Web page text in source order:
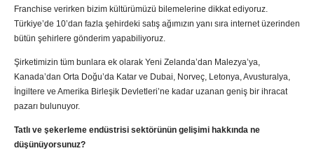
Franchise verirken bizim kültürümüzü bilemelerine dikkat ediyoruz.
Türkiye’de 10’dan fazla şehirdeki satış ağımızın yanı sıra internet üzerinden
bütün şehirlere gönderim yapabiliyoruz.
Şirketimizin tüm bunlara ek olarak Yeni Zelanda’dan Malezya’ya,
Kanada’dan Orta Doğu’da Katar ve Dubai, Norveç, Letonya, Avusturalya,
İngiltere ve Amerika Birleşik Devletleri’ne kadar uzanan geniş bir ihracat
pazarı bulunuyor.
Tatlı ve şekerleme endüstrisi sektörünün gelişimi hakkında ne
düşünüyorsunuz?